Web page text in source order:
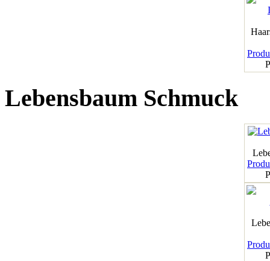
Lebensbaum Schmuck